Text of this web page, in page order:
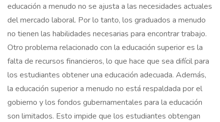
educación a menudo no se ajusta a las necesidades actuales
del mercado laboral. Por lo tanto, los graduados a menudo
no tienen las habilidades necesarias para encontrar trabajo.
Otro problema relacionado con la educación superior es la
falta de recursos financieros, lo que hace que sea difícil para
los estudiantes obtener una educación adecuada. Además,
la educación superior a menudo no está respaldada por el
gobierno y los fondos gubernamentales para la educación
son limitados. Esto impide que los estudiantes obtengan